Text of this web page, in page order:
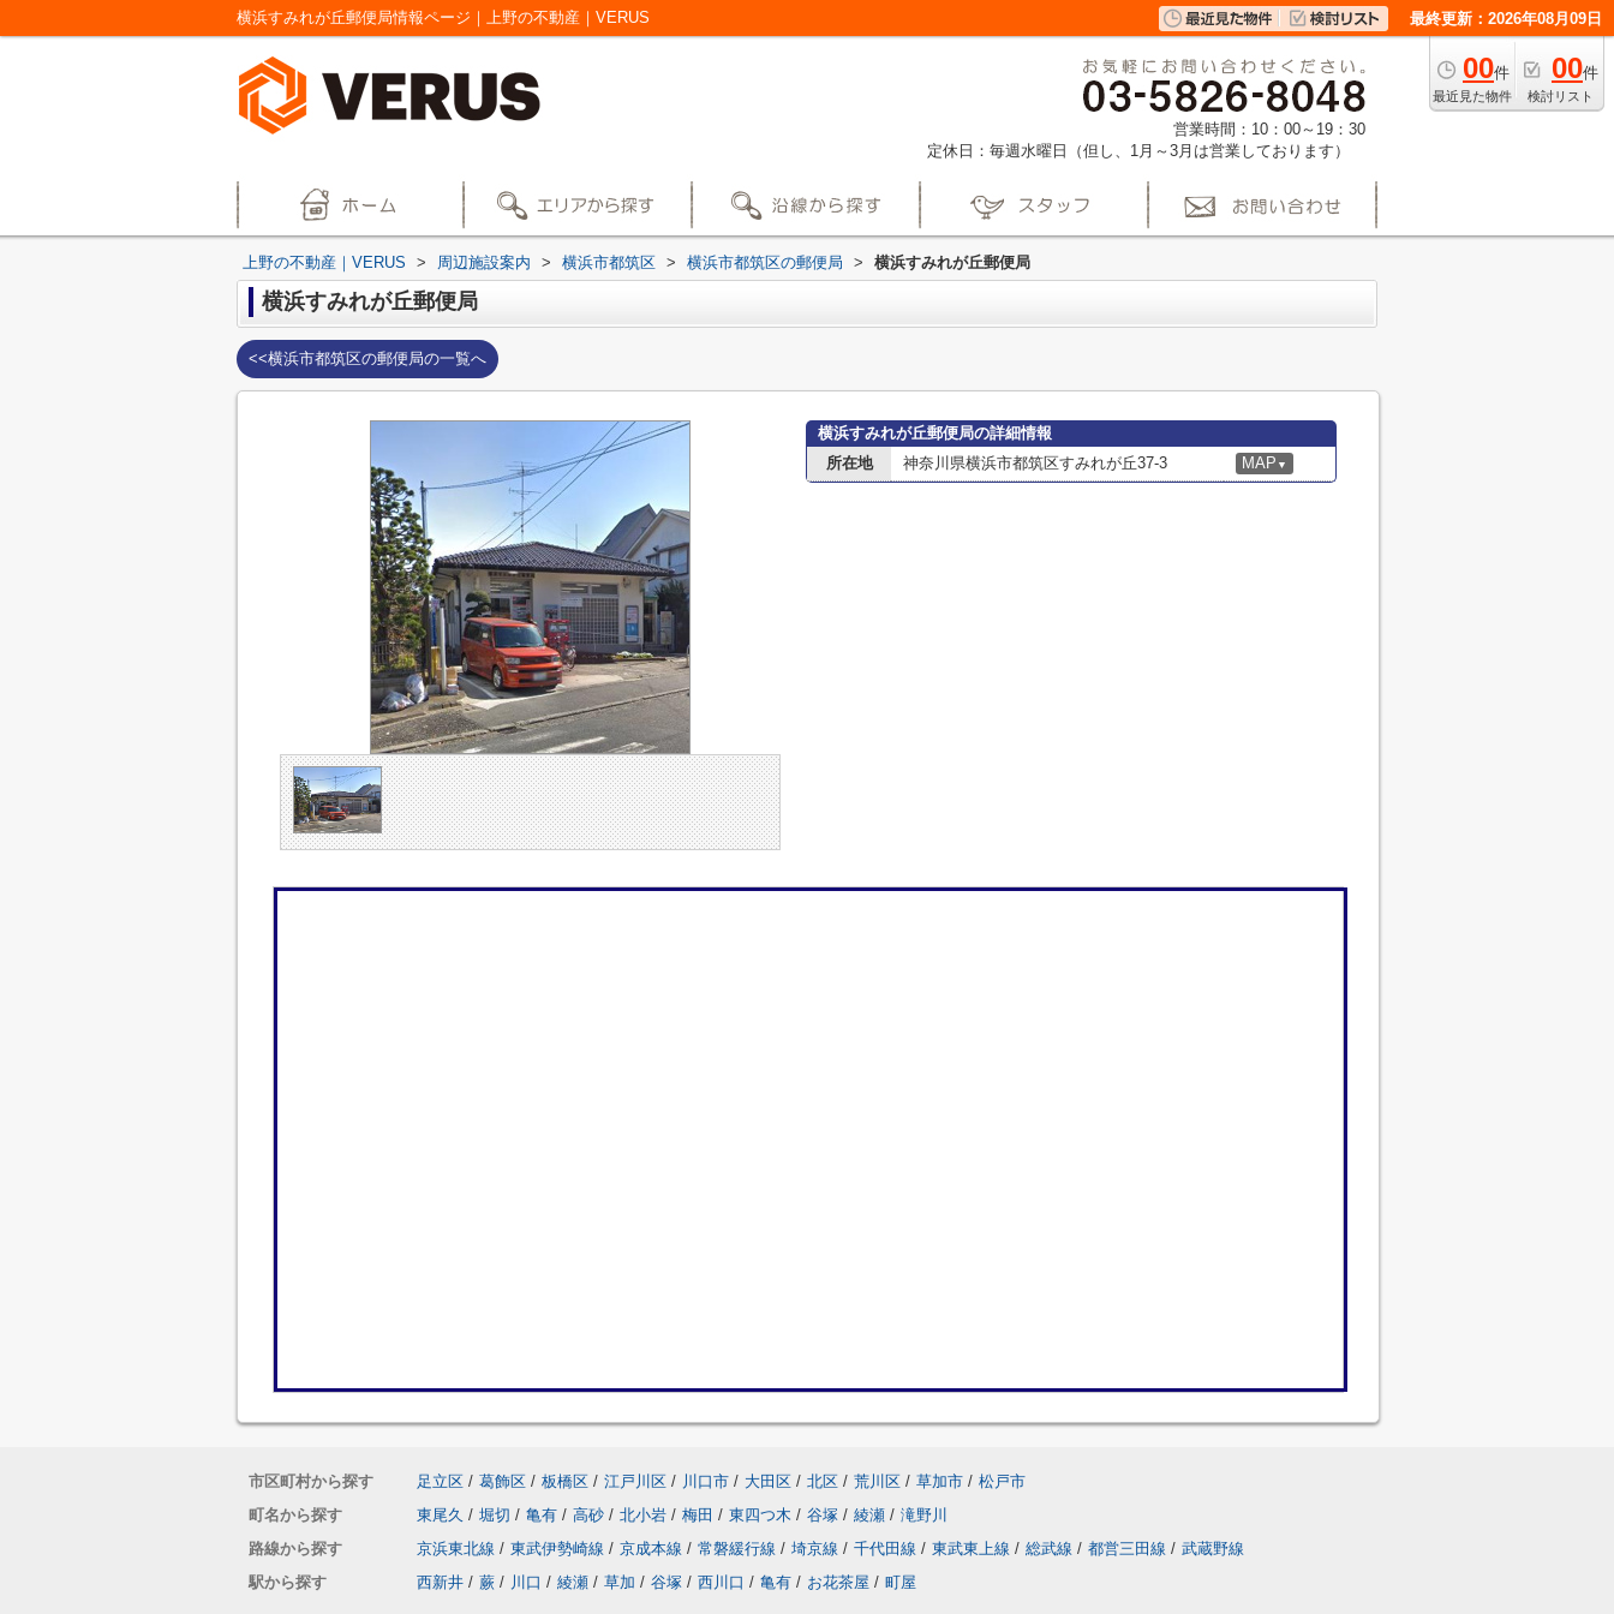
横浜すみれが丘郵便局情報ページ｜上野の不動産｜VERUS 最終更新：2026年08月09日
00件
最近見た物件
00件
検討リスト
営業時間：10：00～19：30
定休日：毎週水曜日（但し、1月～3月は営業しております）
上野の不動産｜VERUS > 周辺施設案内 > 横浜市都筑区 > 横浜市都筑区の郵便局 > 横浜すみれが丘郵便局
横浜すみれが丘郵便局
<<横浜市都筑区の郵便局の一覧へ
横浜すみれが丘郵便局の詳細情報
所在地
神奈川県横浜市都筑区すみれが丘37-3 MAP ▼
市区町村から探す 足立区 / 葛飾区 / 板橋区 / 江戸川区 / 川口市 / 大田区 / 北区 / 荒川区 / 草加市 / 松戸市
町名から探す
東尾久 / 堀切 / 亀有 / 高砂 / 北小岩 / 梅田 / 東四つ木 / 谷塚 / 綾瀬 / 滝野川
路線から探す
京浜東北線 / 東武伊勢崎線 / 京成本線 / 常磐緩行線 / 埼京線 / 千代田線 / 東武東上線 / 総武線 / 都営三田線 / 武蔵野線
駅から探す
西新井 / 蕨 / 川口 / 綾瀬 / 草加 / 谷塚 / 西川口 / 亀有 / お花茶屋 / 町屋